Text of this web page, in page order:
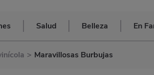
Salud Belleza En
> Maravillosas Burbujas